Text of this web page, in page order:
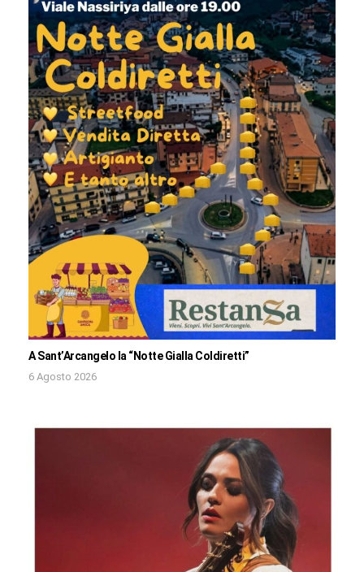
A Sant’Arcangelo la “Notte Gialla Coldiretti”
6 Agosto 2026